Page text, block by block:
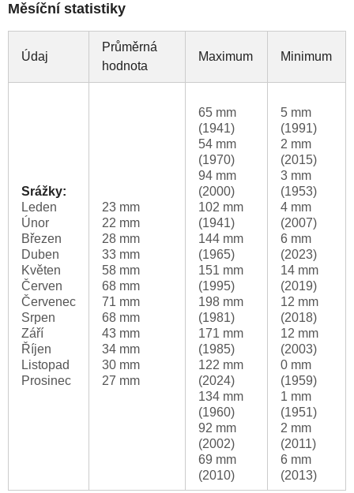
Měsíční statistiky
Údaj
Průměrná
hodnota
Maximum Minimum
Srážky:
Leden
Únor
Březen
Duben
Květen
Červen
Červenec
Srpen
Září
Říjen
Listopad
Prosinec
23 mm
22 mm
28 mm
33 mm
58 mm
68 mm
71 mm
68 mm
43 mm
34 mm
30 mm
27 mm
65 mm
(1941)
54 mm
(1970)
94 mm
(2000)
102 mm
(1941)
144 mm
(1965)
151 mm
(1995)
198 mm
(1981)
171 mm
(1985)
122 mm
(2024)
134 mm
(1960)
92 mm
(2002)
69 mm
(2010)
5 mm
(1991)
2 mm
(2015)
3 mm
(1953)
4 mm
(2007)
6 mm
(2023)
14 mm
(2019)
12 mm
(2018)
12 mm
(2003)
0 mm
(1959)
1 mm
(1951)
2 mm
(2011)
6 mm
(2013)